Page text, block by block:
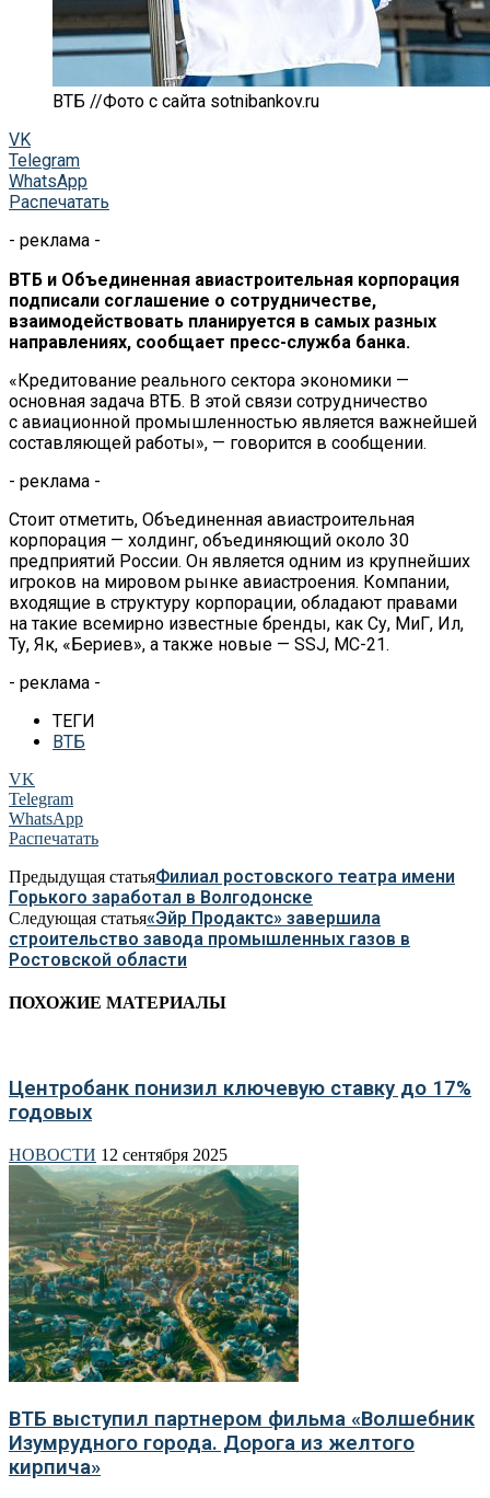
ВТБ //Фото с сайта sotnibankov.ru
VK
Telegram
WhatsApp
Распечатать
- реклама -
ВТБ и Объединенная авиастроительная корпорация
подписали соглашение о сотрудничестве,
взаимодействовать планируется в самых разных
направлениях, сообщает пресс-служба банка.
«Кредитование реального сектора экономики —
основная задача ВТБ. В этой связи сотрудничество
с авиационной промышленностью является важнейшей
составляющей работы», — говорится в сообщении.
- реклама -
Стоит отметить, Объединенная авиастроительная
корпорация — холдинг, объединяющий около 30
предприятий России. Он является одним из крупнейших
игроков на мировом рынке авиастроения. Компании,
входящие в структуру корпорации, обладают правами
на такие всемирно известные бренды, как Су, МиГ, Ил,
Ту, Як, «Бериев», а также новые — SSJ, МС-21.
- реклама -
ТЕГИ
ВТБ
VK
Telegram
WhatsApp
Распечатать
Предыдущая статьяФилиал ростовского театра имени
Горького заработал в Волгодонске
Следующая статья«Эйр Продактс» завершила
строительство завода промышленных газов в
Ростовской области
ПОХОЖИЕ МАТЕРИАЛЫ
Центробанк понизил ключевую ставку до 17%
годовых
НОВОСТИ 12 сентября 2025
ВТБ выступил партнером фильма «Волшебник
Изумрудного города. Дорога из желтого
кирпича»